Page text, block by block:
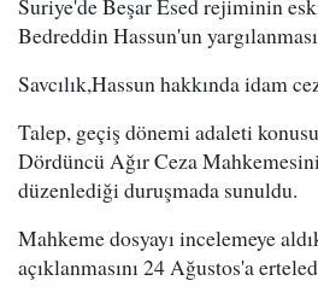
Bedreddin Hassun'un
Savcılık,Hassun hakkında idam
Talep, geçiş dönemi adaleti
Dördüncü Ağır Ceza
düzenlediği duruşmada sunuldu.
Mahkeme dosyayı incelemeye
açıklanmasını 24 Ağustos'a